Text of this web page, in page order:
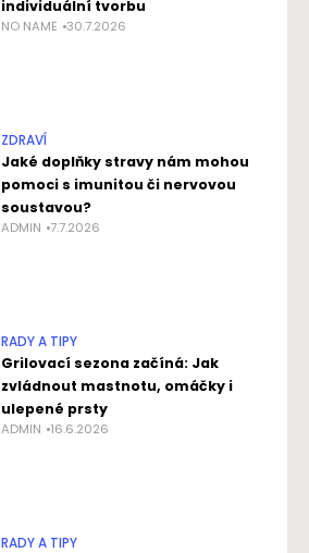
individuální tvorbu
NO NAME 30.7.2026
ZDRAVÍ
Jaké doplňky stravy nám mohou
pomoci s imunitou či nervovou
soustavou?
ADMIN 7.7.2026
RADY A TIPY
Grilovací sezona začíná: Jak
zvládnout mastnotu, omáčky i
ulepené prsty
ADMIN 16.6.2026
RADY A TIPY